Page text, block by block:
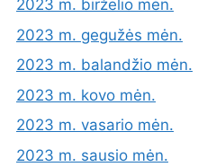
2023 m. birželio mėn.
2023 m. gegužės mėn.
2023 m. balandžio mėn.
2023 m. kovo mėn.
2023 m. vasario mėn.
2023 m. sausio mėn.